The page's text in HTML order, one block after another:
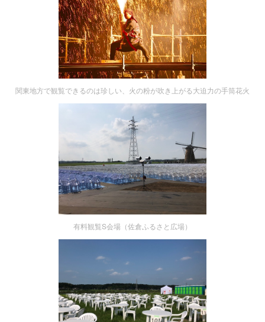
関東地方で観覧できるのは珍しい、火の粉が吹き上がる大迫力の手筒花火
有料観覧S会場（佐倉ふるさと広場）